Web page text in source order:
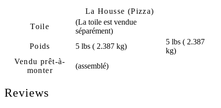
La Housse (Pizza)
Toile
(La toile est vendue
séparément)
Poids
5 lbs ( 2.387 kg)
5 lbs ( 2.387
kg)
Vendu prêt-à-
monter
(assemblé)
Reviews